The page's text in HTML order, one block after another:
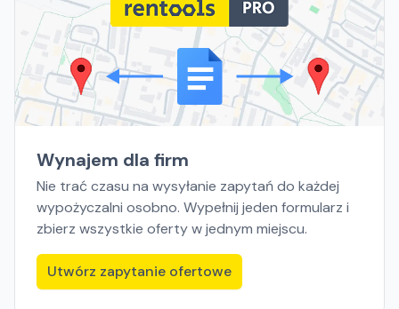
Wynajem dla firm
Nie trać czasu na wysyłanie zapytań do każdej
wypożyczalni osobno. Wypełnij jeden formularz i
zbierz wszystkie oferty w jednym miejscu.
Utwórz zapytanie ofertowe